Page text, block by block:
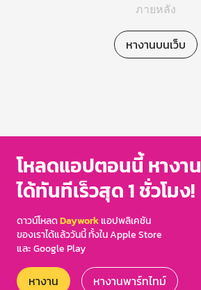
ภายหลัง
หางานบนเว็บ
โหลดแอปตอนนี้ หางาน
ได้ทันทีเร็วสุด 1 ชั่วโมง!
ดาวน์โหลดDayworkแอปพลิเคชัน
ของเราได้แล้ววันนี้ ทั้งใน Apple Store
และ Google Play
หางาน หางานพาร์ทไทม์